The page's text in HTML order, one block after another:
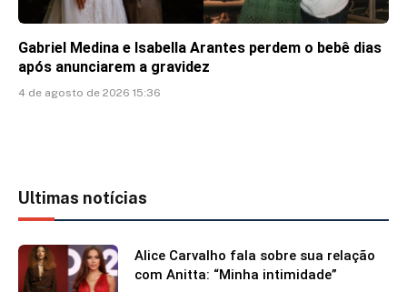
Gabriel Medina e Isabella Arantes perdem o bebê dias
após anunciarem a gravidez
4 de agosto de 2026 15:36
Ultimas notícias
Alice Carvalho fala sobre sua relação
com Anitta: “Minha intimidade”